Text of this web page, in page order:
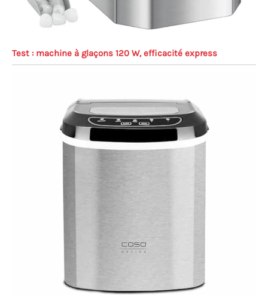
Test : machine à glaçons 120 W, efficacité express